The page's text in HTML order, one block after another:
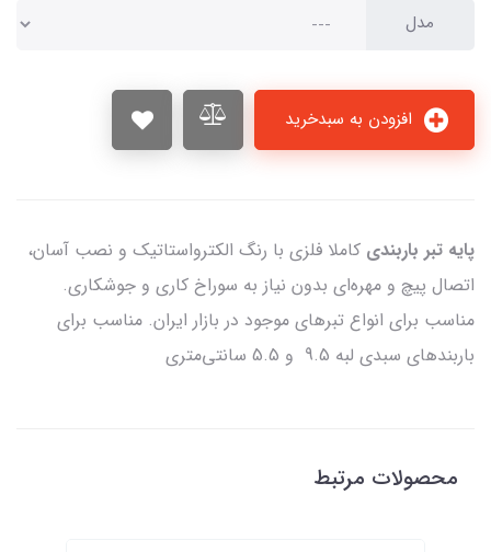
مدل
پایه تبر باربندی کاملا فلزی با رنگ الکترواستاتیک و نصب آسان،
اتصال پیچ و مهره‌ای بدون نیاز به سوراخ کاری و جوشکاری.
مناسب برای انواع تبرهای موجود در بازار ایران. مناسب برای
باربندهای سبدی لبه 9.5 و 5.5 سانتی‌متری
محصولات مرتبط